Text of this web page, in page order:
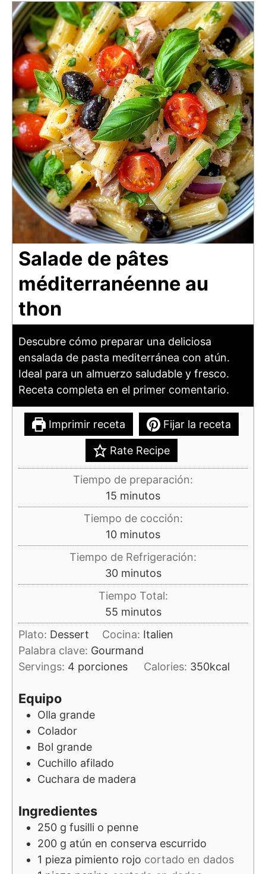
Salade de pâtes
méditerranéenne au
thon
Descubre cómo preparar una deliciosa
ensalada de pasta mediterránea con atún.
Ideal para un almuerzo saludable y fresco.
Receta completa en el primer comentario.
Imprimir receta Fijar la receta
Rate Recipe
Tiempo de preparación:
15 minutos
minutos
Tiempo de cocción:
10minutos
minutos
Tiempo de Refrigeración:
30minutos
minutos
Tiempo Total:
55minutos
minutos
Plato: Dessert Cocina: Italien
Palabra clave: Gourmand
Servings: 4 porciones Calories: 350kcal
Equipo
Olla grande
Colador
Bol grande
Cuchillo afilado
Cuchara de madera
Ingredientes
250 g fusilli o penne
200 g atún en conserva escurrido
1 pieza pimiento rojo cortado en dados